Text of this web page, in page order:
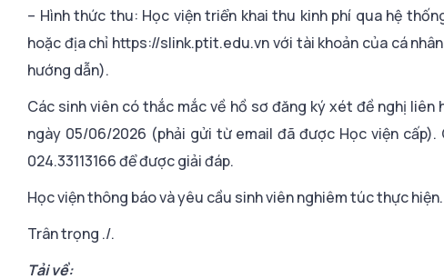
– Hình thức thu: Học viện triển khai thu kinh phí qua hệ
hoặc địa chỉ https://slink.ptit.edu.vn với tài khoản của cá
hướng dẫn).
Các sinh viên có thắc mắc về hồ sơ đăng ký xét đề nghị
ngày 05/06/2026 (phải gửi từ email đã được Học viện
024.33113166 để được giải đáp.
Học viện thông báo và yêu cầu sinh viên nghiêm túc thực hiện.
Trân trọng ./.
Tải về: